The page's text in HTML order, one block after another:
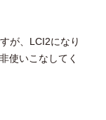
が、LCI2になり
使いこなしてく